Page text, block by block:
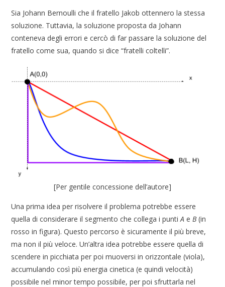
Sia Johann Bernoulli che il fratello Jakob ottennero la stessa
soluzione. Tuttavia, la soluzione proposta da Johann
conteneva degli errori e cercò di far passare la soluzione del
fratello come sua, quando si dice “fratelli coltelli”.
[Per gentile concessione dell’autore]
Una prima idea per risolvere il problema potrebbe essere
quella di considerare il segmento che collega i puntiA e B(in
rosso in figura). Questo percorso è sicuramente il più breve,
ma non il più veloce. Un’altra idea potrebbe essere quella di
scendere in picchiata per poi muoversi in orizzontale (viola),
accumulando così più energia cinetica (e quindi velocità)
possibile nel minor tempo possibile, per poi sfruttarla nel